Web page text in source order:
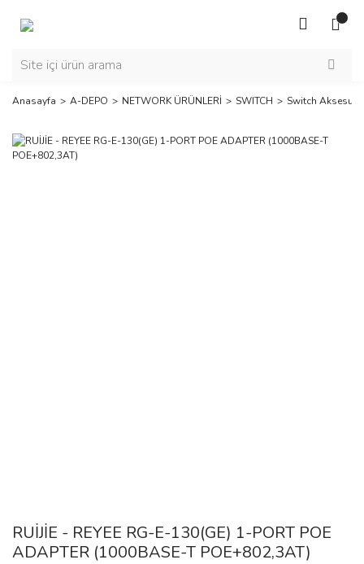
Anasayfa A-DEPO NETWORK ÜRÜNLERİ SWITCH Switch
RUİJİE - REYEE RG-E-130(GE) 1-PORT POE
ADAPTER (1000BASE-T POE+802,3AT)